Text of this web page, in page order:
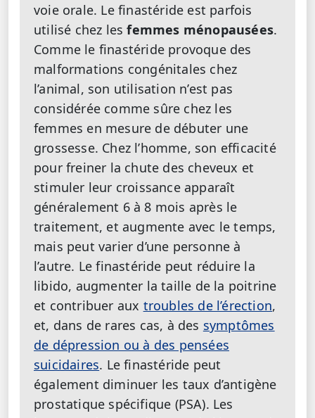
voie orale. Le finastéride est parfois
utilisé chez lesfemmes ménopausées.
Comme le finastéride provoque des
malformations congénitales chez
l’animal, son utilisation n’est pas
considérée comme sûre chez les
femmes en mesure de débuter une
grossesse. Chez l’homme, son efficacité
pour freiner la chute des cheveux et
stimuler leur croissance apparaît
généralement 6 à 8 mois après le
traitement, et augmente avec le temps,
mais peut varier d’une personne à
l’autre. Le finastéride peut réduire la
libido, augmenter la taille de la poitrine
et contribuer aux troubles de l’érection,
et, dans de rares cas, à des symptômes
de dépression ou à des pensées
suicidaires. Le finastéride peut
également diminuer les taux d’antigène
prostatique spécifique (PSA). Les